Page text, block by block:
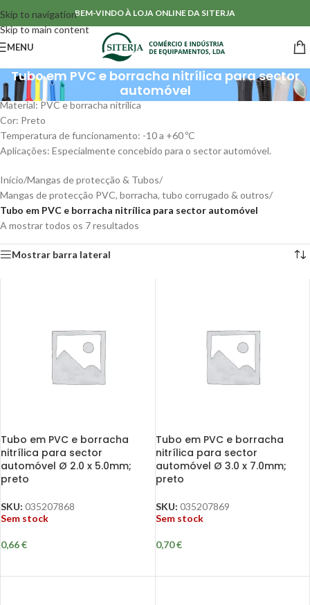
Skip to navigation
Skip to main content
BEM-VINDO À LOJA ONLINE DA SITERJA
MENU
Tubo em PVC e borracha nitrílica para sector
automóvel
Material: PVC e borracha nitrílica
Cor: Preto
Temperatura de funcionamento: -10 a +60 ºC
Aplicações: Especialmente concebido para o sector automóvel.
Início/Mangas de protecção & Tubos/
Mangas de protecção PVC, borracha, tubo corrugado & outros/
Tubo em PVC e borracha nitrílica para sector automóvel
A mostrar todos os 7 resultados
Mostrar barra lateral
Tubo em PVC e borracha
nitrílica para sector
automóvel Ø 2.0 x 5.0mm;
preto
SKU: 035207868
Sem stock
0,66€
Tubo em PVC e borracha
nitrílica para sector
automóvel Ø 3.0 x 7.0mm;
preto
SKU: 035207869
Sem stock
0,70€